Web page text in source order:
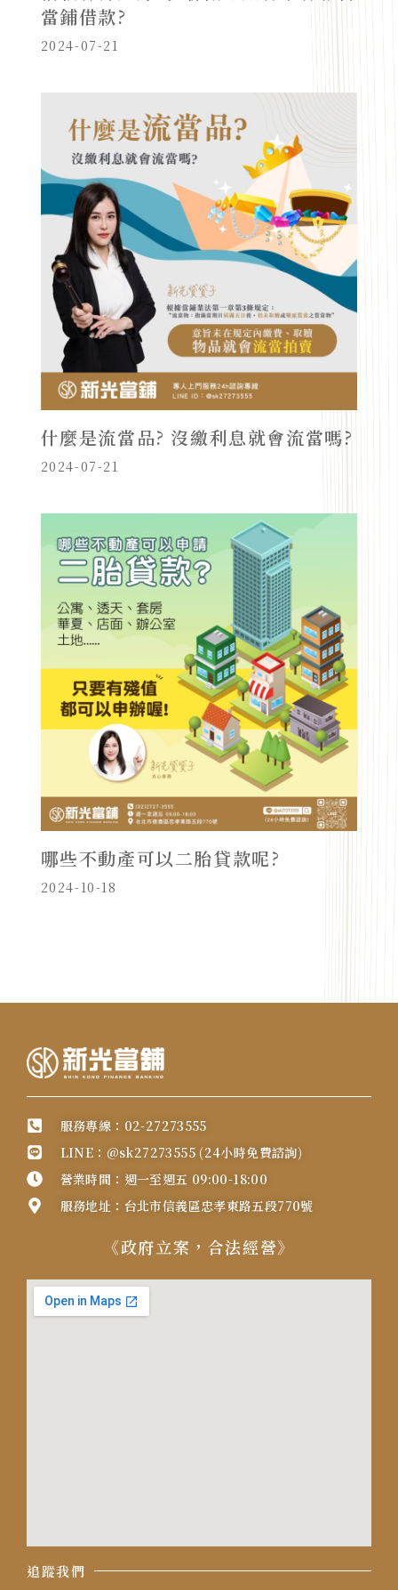
當鋪借款?
2024-07-21
什麼是流當品? 沒繳利息就會流當嗎?
2024-07-21
哪些不動產可以二胎貸款呢?
2024-10-18
服務專線：02-27273555
LINE：@sk27273555 (24小時免費諮詢)
營業時間：週一至週五 09:00-18:00
服務地址：台北市信義區忠孝東路五段770號
《政府立案，合法經營》
追蹤我們